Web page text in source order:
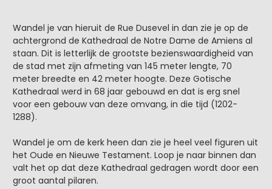
Wandel je van hieruit de Rue Dusevel in dan zie je op de
achtergrond de Kathedraal de Notre Dame de Amiens al
staan. Dit is letterlijk de grootste bezienswaardigheid van
de stad met zijn afmeting van 145 meter lengte, 70
meter breedte en 42 meter hoogte. Deze Gotische
Kathedraal werd in 68 jaar gebouwd en dat is erg snel
voor een gebouw van deze omvang, in die tijd (1202-
1288).
Wandel je om de kerk heen dan zie je heel veel figuren uit
het Oude en Nieuwe Testament. Loop je naar binnen dan
valt het op dat deze Kathedraal gedragen wordt door een
groot aantal pilaren.